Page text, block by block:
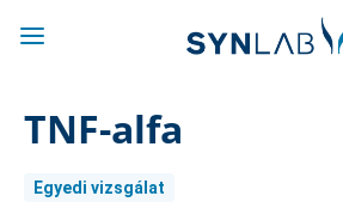
TNF-alfa
Egyedi vizsgálat